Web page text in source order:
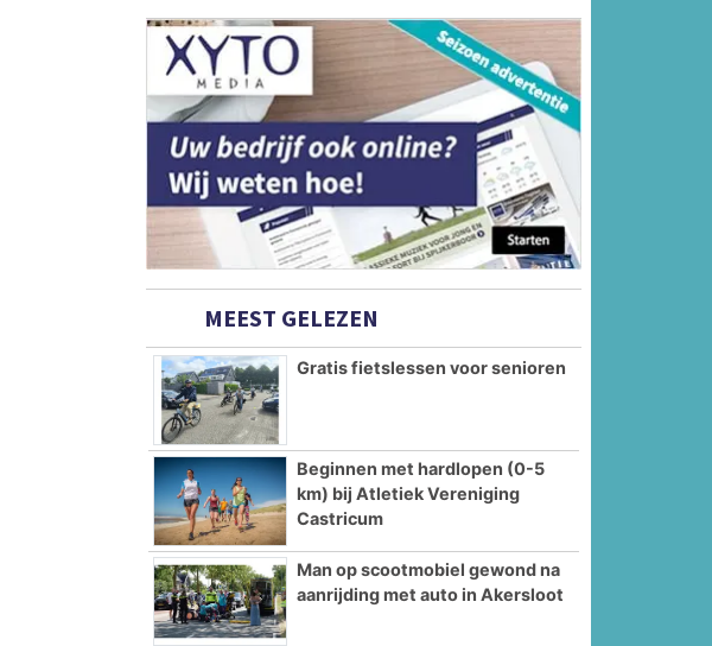
MEEST GELEZEN
Gratis fietslessen voor senioren
Beginnen met hardlopen (0-5
km) bij Atletiek Vereniging
Castricum
Man op scootmobiel gewond na
aanrijding met auto in Akersloot